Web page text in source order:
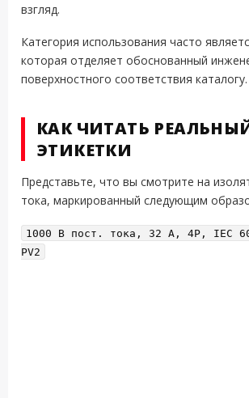
взгляд.
Категория использования часто
которая отделяет обоснованный
поверхностного соответствия каталогу.
КАК ЧИТАТЬ
ЭТИКЕТКИ
Представьте, что вы смотрите на
тока, маркированный следующим
1000 В пост. тока, 32 A, 4P, IEC
PV2